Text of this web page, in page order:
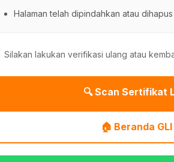
Halaman telah dipindahkan atau dihapus
Silakan lakukan verifikasi ulang atau
🔍 Scan Sertifikat
🏠 Beranda GLI